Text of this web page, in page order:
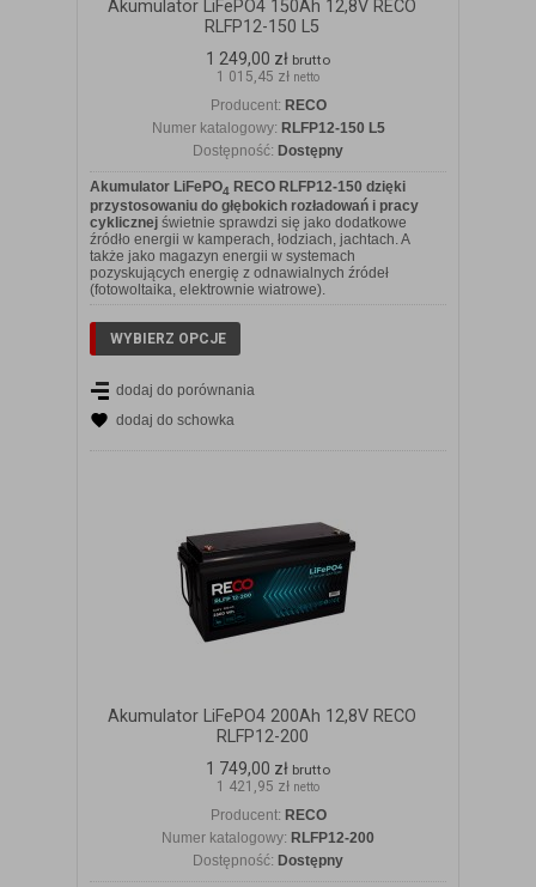
Akumulator LiFePO4 150Ah 12,8V RECO
RLFP12-150 L5
1 249,00 zł brutto
1 015,45 zł netto
Producent: RECO
Numer katalogowy: RLFP12-150 L5
Dostępność: Dostępny
Akumulator LiFePO4 RECO RLFP12-150 dzięki
przystosowaniu do głębokich rozładowań i pracy
cyklicznej świetnie sprawdzi się jako dodatkowe
źródło energii w kamperach, łodziach, jachtach. A
także jako magazyn energii w systemach
pozyskujących energię z odnawialnych źródeł
(fotowoltaika, elektrownie wiatrowe).
WYBIERZ OPCJE
dodaj do porównania
dodaj do schowka
Akumulator LiFePO4 200Ah 12,8V RECO
RLFP12-200
1 749,00 zł brutto
1 421,95 zł netto
Producent: RECO
Numer katalogowy: RLFP12-200
Dostępność: Dostępny